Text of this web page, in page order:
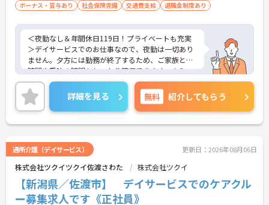
ボーナス・賞与あり
社会保険完備 交通費支給 退職金制度あり
＜夜勤なし＆年間休日119日！プライベートも充実
＞デイサービスでのお仕事なので、夜勤は一切あり
ません。夕方には勤務が終了するため、ご家族との
時間や趣味の時間もしっかり確保できます。さら
に、月9日のお休みに加えて「リフレッシュ休暇」
が毎月1日付与され、年間休日はたっぷり119日。無
理なく働き続けられるリズムが整っており、仕事と
プライベートのメリハリをつけて働きたい方にぴっ
たりです。
介護の経験がない方やブランクがある方も大歓迎で
す。資格取得支援制度や自己啓発支援制度が整って
おり、働きながらスキルアップを目指せます。ま
た、全国展開する同社ならではの多彩なキャリアパ
スがあり、管理職や専門職への挑戦、異なるサービ
スへのキャリアチェンジも可能です。一人ひとりの
詳細を見る 無料 紹介してもらう
通所介護（デイサービス） 更新日：2026年08月06日
株式会社ツクイツクイ佐渡さわた 株式会社ツクイ
【新潟県／佐渡市】 デイサービスでのケアクル
ー募集求人です《正社員》